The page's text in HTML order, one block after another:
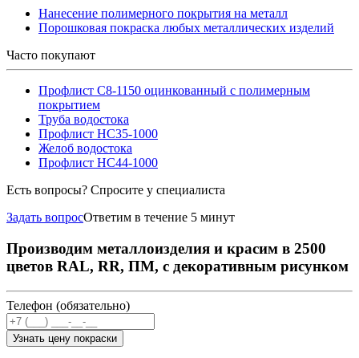
Нанесение полимерного покрытия на металл
Порошковая покраска любых металлических изделий
Часто покупают
Профлист С8-1150 оцинкованный с полимерным
покрытием
Труба водостока
Профлист НС35-1000
Желоб водостока
Профлист НС44-1000
Есть вопросы? Спросите у специалиста
Задать вопросОтветим в течение 5 минут
Производим металлоизделия и красим в 2500
цветов RAL, RR, ПМ, с декоративным рисунком
Телефон (обязательно)
Узнать цену покраски